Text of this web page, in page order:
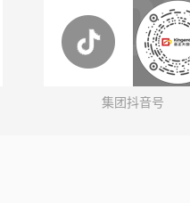
集团抖音号